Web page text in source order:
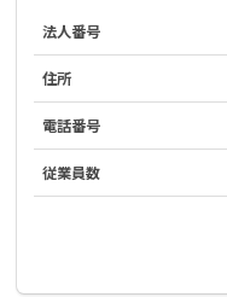
法人番号
住所
電話番号
従業員数